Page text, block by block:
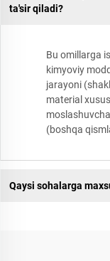
ta'sir qiladi?
Bu omillarga
kimyoviy
jarayoni
material
(boshqa
Qaysi sohalarga